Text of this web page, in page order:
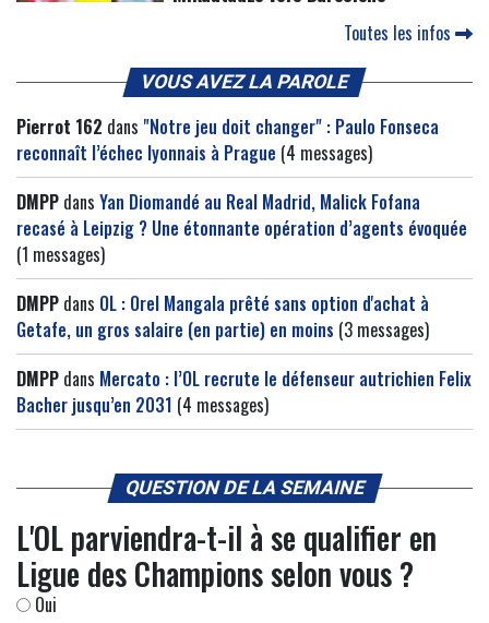
Toutes les infos
VOUS AVEZ LA PAROLE
Pierrot 162 dans "Notre jeu doit changer" : Paulo Fonseca
reconnaît l’échec lyonnais à Prague (4 messages)
DMPP dans Yan Diomandé au Real Madrid, Malick Fofana
recasé à Leipzig ? Une étonnante opération d’agents évoquée
(1 messages)
DMPP dans OL : Orel Mangala prêté sans option d'achat à
Getafe, un gros salaire (en partie) en moins (3 messages)
DMPP dans Mercato : l’OL recrute le défenseur autrichien Felix
Bacher jusqu’en 2031 (4 messages)
QUESTION DE LA SEMAINE
L'OL parviendra-t-il à se qualifier en
Ligue des Champions selon vous ?
Oui